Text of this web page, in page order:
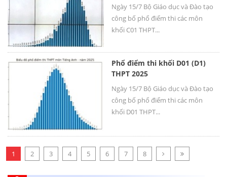
Ngày 15/7 Bộ Giáo dục và Đào tạo
công bố phổ điểm thi các môn
khối C01 THPT...
Phổ điểm thi khối D01 (D1)
THPT 2025
Ngày 15/7 Bộ Giáo dục và Đào tạo
công bố phổ điểm thi các môn
khối D01 THPT...
1 2 3 4 5 6 7 8